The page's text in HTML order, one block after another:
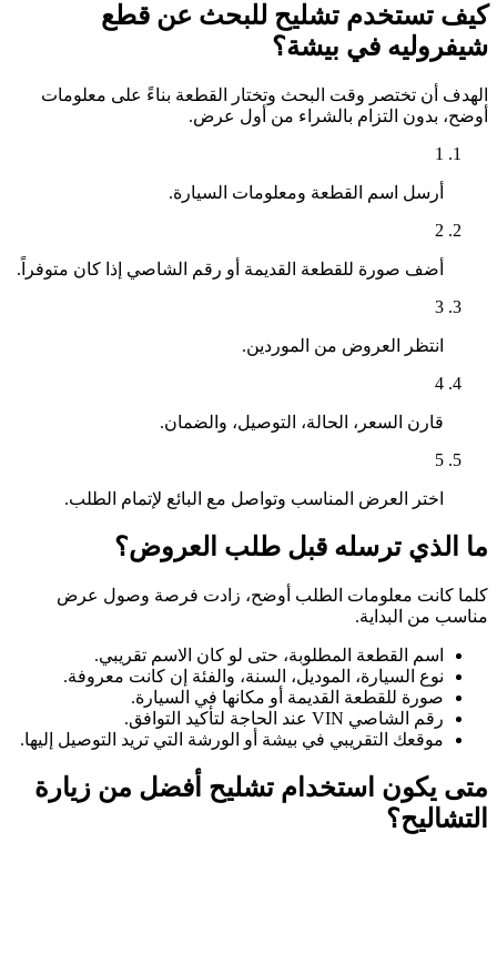
كيف تستخدم تشليح للبحث عن قطع
شيفروليه في بيشة؟
الهدف أن تختصر وقت البحث وتختار القطعة بناءً على معلومات
أوضح، بدون التزام بالشراء من أول عرض.
1
أرسل اسم القطعة ومعلومات السيارة.
2
أضف صورة للقطعة القديمة أو رقم الشاصي إذا كان متوفراً.
3
انتظر العروض من الموردين.
4
قارن السعر، الحالة، التوصيل، والضمان.
5
اختر العرض المناسب وتواصل مع البائع لإتمام الطلب.
ما الذي ترسله قبل طلب العروض؟
كلما كانت معلومات الطلب أوضح، زادت فرصة وصول عرض
مناسب من البداية.
اسم القطعة المطلوبة، حتى لو كان الاسم تقريبي.
نوع السيارة، الموديل، السنة، والفئة إن كانت معروفة.
صورة للقطعة القديمة أو مكانها في السيارة.
رقم الشاصي VIN عند الحاجة لتأكيد التوافق.
موقعك التقريبي في بيشة أو الورشة التي تريد التوصيل إليها.
متى يكون استخدام تشليح أفضل من زيارة
التشاليح؟